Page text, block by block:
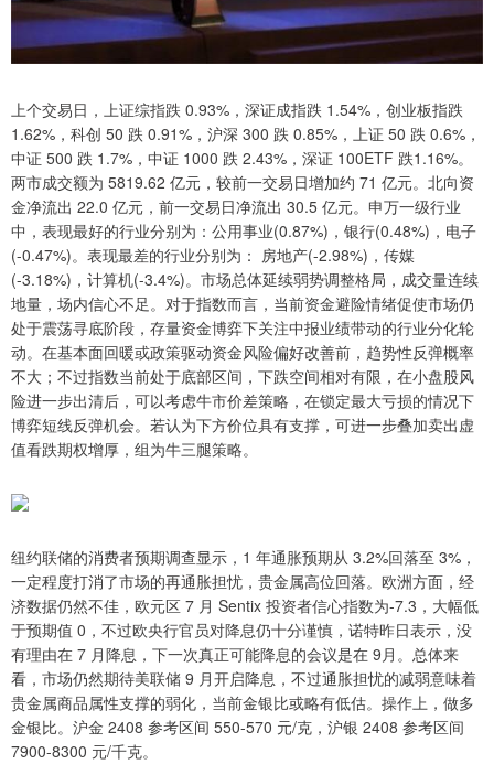
上个交易日，上证综指跌 0.93%，深证成指跌 1.54%，创业板指跌
1.62%，科创 50 跌 0.91%，沪深 300 跌 0.85%，上证 50 跌 0.6%，
中证 500 跌 1.7%，中证 1000 跌 2.43%，深证 100ETF 跌1.16%。
两市成交额为 5819.62 亿元，较前一交易日增加约 71 亿元。北向资
金净流出 22.0 亿元，前一交易日净流出 30.5 亿元。申万一级行业
中，表现最好的行业分别为：公用事业(0.87%)，银行(0.48%)，电子
(-0.47%)。表现最差的行业分别为： 房地产(-2.98%)，传媒
(-3.18%)，计算机(-3.4%)。市场总体延续弱势调整格局，成交量连续
地量，场内信心不足。对于指数而言，当前资金避险情绪促使市场仍
处于震荡寻底阶段，存量资金博弈下关注中报业绩带动的行业分化轮
动。在基本面回暖或政策驱动资金风险偏好改善前，趋势性反弹概率
不大；不过指数当前处于底部区间，下跌空间相对有限，在小盘股风
险进一步出清后，可以考虑牛市价差策略，在锁定最大亏损的情况下
博弈短线反弹机会。若认为下方价位具有支撑，可进一步叠加卖出虚
值看跌期权增厚，组为牛三腿策略。
纽约联储的消费者预期调查显示，1 年通胀预期从 3.2%回落至 3%，
一定程度打消了市场的再通胀担忧，贵金属高位回落。欧洲方面，经
济数据仍然不佳，欧元区 7 月 Sentix 投资者信心指数为-7.3，大幅低
于预期值 0，不过欧央行官员对降息仍十分谨慎，诺特昨日表示，没
有理由在 7 月降息，下一次真正可能降息的会议是在 9月。总体来
看，市场仍然期待美联储 9 月开启降息，不过通胀担忧的减弱意味着
贵金属商品属性支撑的弱化，当前金银比或略有低估。操作上，做多
金银比。沪金 2408 参考区间 550-570 元/克，沪银 2408 参考区间
7900-8300 元/千克。